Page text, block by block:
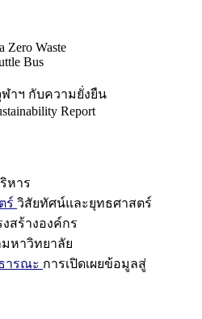
Zero Waste
Bus
ฬาฯ กับความยั่งยืน
Report
หาร
ร์ วิสัยทัศน์และยุทธศาสตร์
สร้างองค์กร
หาวิทยาลัย
ารณะ การเปิดเผยข้อมูลสู่